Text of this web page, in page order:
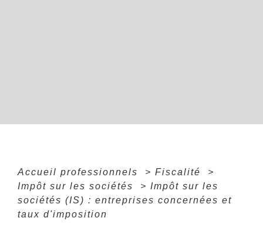
Accueil professionnels > Fiscalité
>
Impôt sur les sociétés
> Impôt sur les
sociétés (IS) : entreprises concernées et
taux d'imposition